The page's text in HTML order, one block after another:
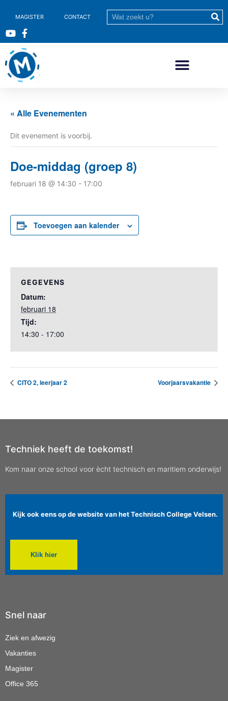
MAGISTER CONTACT
« Alle Evenementen
Dit evenement is voorbij.
Doe-middag (groep 8)
februari 18 @ 14:30 - 17:00
Toevoegen aan kalender
GEGEVENS
Datum:
februari 18
Tijd:
14:30 - 17:00
CITO 2, leerjaar 2 Voorjaarsvakantie
Techniek heeft de toekomst!
Kom naar onze school voor ècht technisch en maritiem onderwijs!
Kijk ook eens op de website van het Technisch College Velsen.
Klik hier
Snel naar
Ziek en afwezig
Vakanties
Magister
Office 365